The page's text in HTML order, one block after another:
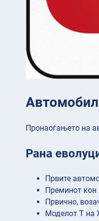
Пронаоѓањето на
Рана
Првите
Преминот кон
Првично,
Моделот Т на